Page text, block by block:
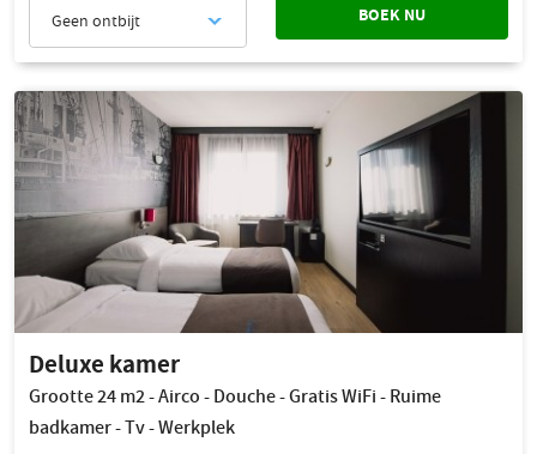
Geen ontbijt BOEK NU
Deluxe kamer
Grootte 24 m2 - Airco - Douche - Gratis WiFi - Ruime
badkamer - Tv - Werkplek